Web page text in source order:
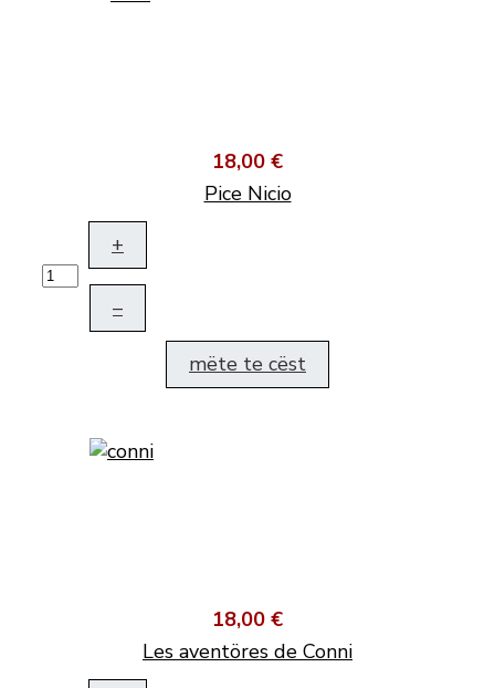
18,00 €
Pice Nicio
+
–
mëte te cëst
18,00 €
Les aventöres de Conni